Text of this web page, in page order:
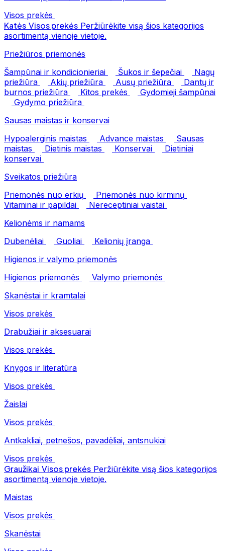
Visos prekės
Katės Visos prekės Peržiūrėkite visą šios kategorijos
asortimentą vienoje vietoje.
Priežiūros priemonės
Šampūnai ir kondicionieriai
Šukos ir šepečiai
Nagų
priežiūra
Akių priežiūra Ausų priežiūra
Dantų ir
burnos priežiūra
Kitos prekės
Gydomieji šampūnai
Gydymo priežiūra
Sausas maistas ir konservai
Hypoalerginis maistas
Advance maistas
Sausas
maistas
Dietinis maistas Konservai
Dietiniai
konservai
Sveikatos priežiūra
Priemonės nuo erkių
Priemonės nuo kirminų
Vitaminai ir papildai
Nereceptiniai vaistai
Kelionėms ir namams
Dubenėliai
Guoliai
Kelionių įranga
Higienos ir valymo priemonės
Higienos priemonės
Valymo priemonės
Skanėstai ir kramtalai
Visos prekės
Drabužiai ir aksesuarai
Visos prekės
Knygos ir literatūra
Visos prekės
Žaislai
Visos prekės
Antkakliai, petnešos, pavadėliai, antsnukiai
Visos prekės
Graužikai Visos prekės Peržiūrėkite visą šios kategorijos
asortimentą vienoje vietoje.
Maistas
Visos prekės
Skanėstai